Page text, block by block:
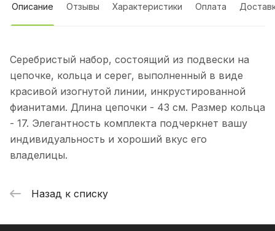
Описание Отзывы Характеристики Оплата
Серебристый набор, состоящий из подвески на
цепочке, кольца и серег, выполненный в виде
красивой изогнутой линии, инкрустированной
фианитами. Длина цепочки - 43 см. Размер кольца
- 17. Элегантность комплекта подчеркнет вашу
индивидуальность и хороший вкус его
владелицы.
Назад к списку